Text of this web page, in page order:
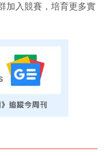
加入競賽，培育更多實